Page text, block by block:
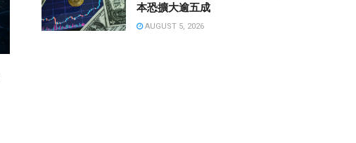
本恐擴大逾五成
AUGUST 5, 2026